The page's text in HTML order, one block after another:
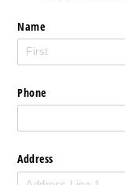
Name
Phone
Address